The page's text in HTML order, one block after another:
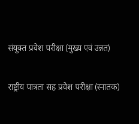
संयुक्त प्रवेश परीक्षा (मुख्य एवं उन्नत)
राष्ट्रीय पात्रता सह प्रवेश परीक्षा (स्नातक)